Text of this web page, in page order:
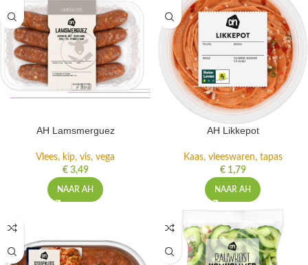
Vlees, kip, vis, vega
€ 3,49
NAAR AH
Kaas, vleeswaren, tapas
€ 1,79
NAAR AH